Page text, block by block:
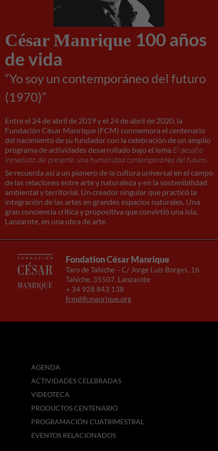
César Manrique 100 años
de vida
“Yo soy un contemporáneo del futuro
(1970)”
Entre el 24 de abril de 2019 y el 24 de abril de 2020, la
Fundación César Manrique (FCM) conmemora el centenario
del nacimiento de su fundador con la celebración de un amplio
programa de actividades desarrollado bajo el lema El desafío
inmediato del presente: una humanidad contemporánea del futuro
Se recuerda así a un pionero de la cultura universal en el campo
de las relaciones entre arte y naturaleza y en la sostenibilidad
ambiental y territorial. Un creador singular que practicó la
integración de las artes en grandes espacios naturales. Una
gran conciencia crítica y propositiva que convirtió una isla,
Lanzarote, en una obra de arte.
Fondation César Manrique
Taro de Tahíche – C/ Jorge Luis Borges, 16.
Tahíche, 35507. Lanzarote
+ 34 928 843 138
fcm@fcmanrique.org
AGENDA
ACTIVIDADES CELEBRADAS
VIDEOTECA
PRODUCTOS CENTENARIO
PROGRAMACIÓN CUATRIMESTRAL
EVENTOS RELACIONADOS
durante tu
visita. Si
rechaza estas
cookies,
algunas